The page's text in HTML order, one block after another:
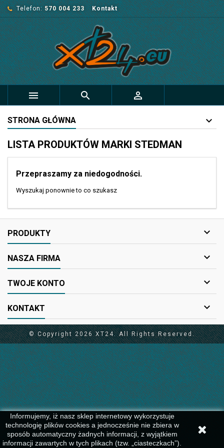
Telefon: 570 004 233 Kontakt
  
STRONA GŁÓWNA
LISTA PRODUKTÓW MARKI STEDMAN
Przepraszamy za niedogodności.
Wyszukaj ponownie to co szukasz
PRODUKTY 
NASZA FIRMA 
TWOJE KONTO 
KONTAKT 
Informujemy, iż nasz sklep internetowy wykorzystuje
technologię plików cookies a jednocześnie nie zbiera w
sposób automatyczny żadnych informacji, z wyjątkiem
informacji zawartych w tych plikach (tzw. „ciasteczkach”).
© Copyright 2026 XT24. All Rights Reserved.